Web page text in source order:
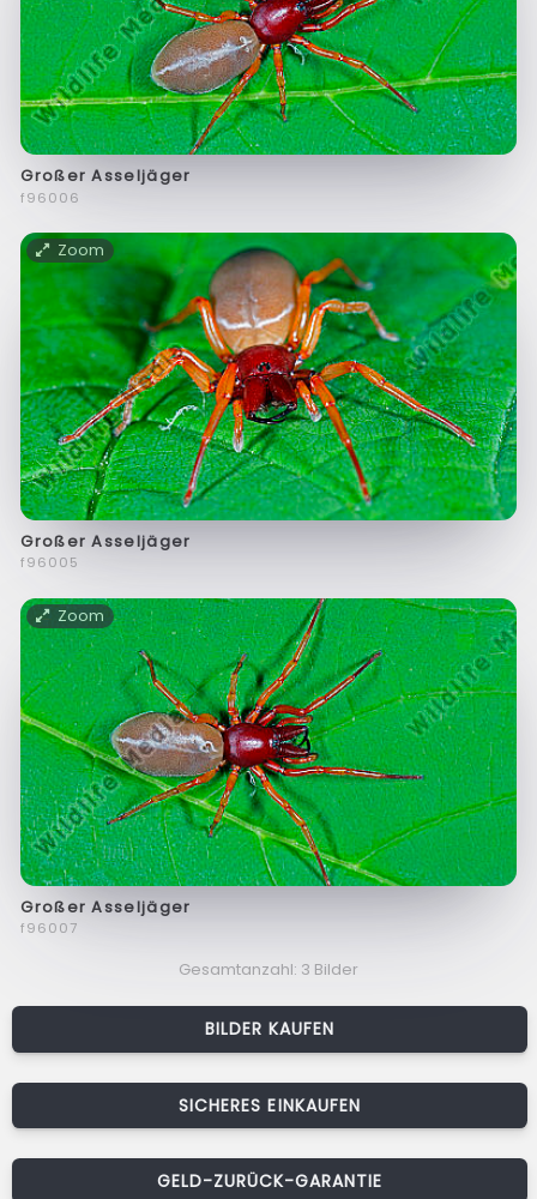
Großer Asseljäger
f96006
Zoom
Großer Asseljäger
f96005
Zoom
Großer Asseljäger
f96007
Gesamtanzahl: 3 Bilder
BILDER KAUFEN
SICHERES EINKAUFEN
GELD-ZURÜCK-GARANTIE